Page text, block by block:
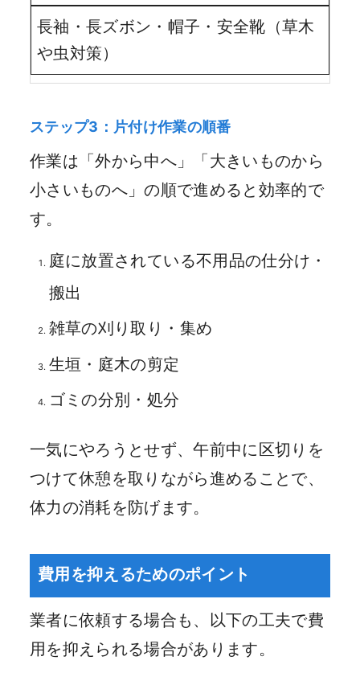
長袖・長ズボン・帽子・安全靴（草木
や虫対策）
ステップ3：片付け作業の順番
作業は「外から中へ」「大きいものから
小さいものへ」の順で進めると効率的で
す。
庭に放置されている不用品の仕分け・
搬出
雑草の刈り取り・集め
生垣・庭木の剪定
ゴミの分別・処分
一気にやろうとせず、午前中に区切りを
つけて休憩を取りながら進めることで、
体力の消耗を防げます。
費用を抑えるためのポイント
業者に依頼する場合も、以下の工夫で費
用を抑えられる場合があります。